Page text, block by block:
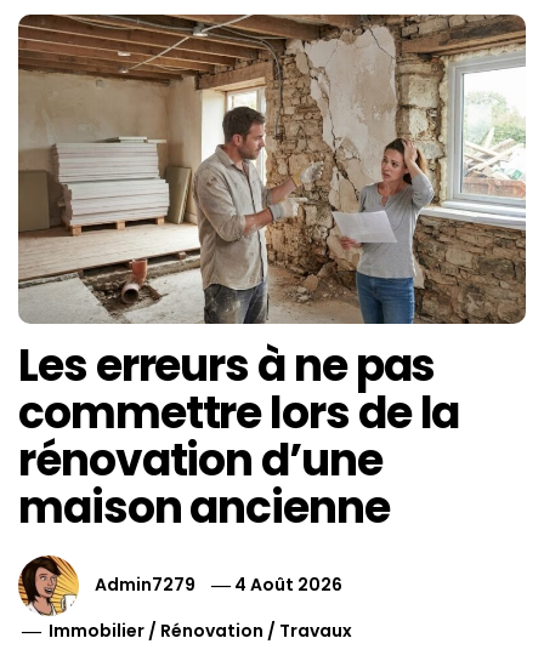
Les erreurs à ne pas
commettre lors de la
rénovation d’une
maison ancienne
Admin7279
4 Août 2026
Immobilier / Rénovation / Travaux